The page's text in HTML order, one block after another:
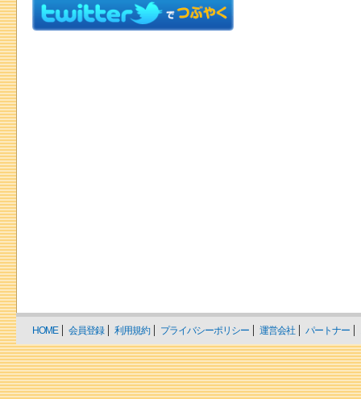
HOME 会員登録 利用規約 プライバシーポリシー 運営会社 パートナー